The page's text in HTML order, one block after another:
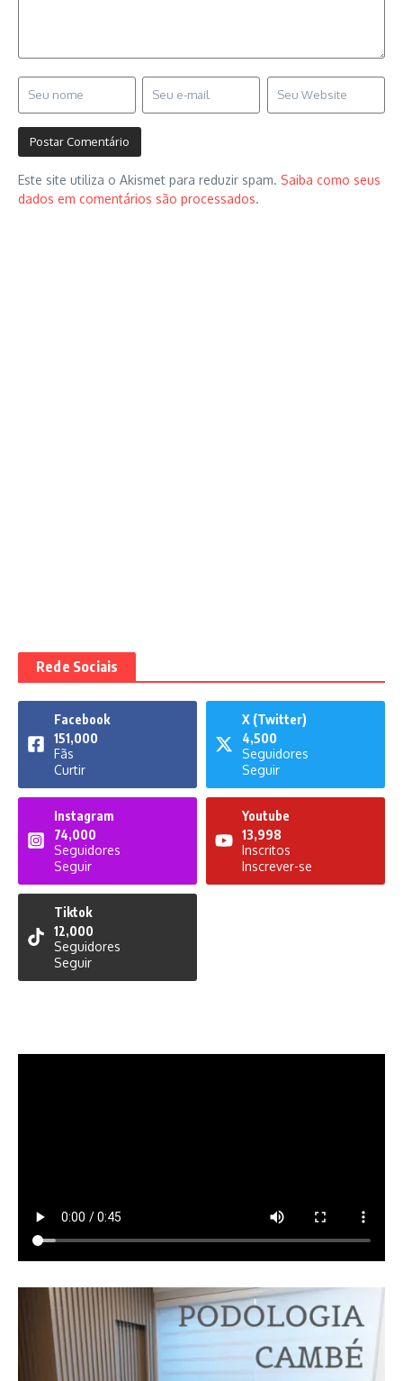
Este site utiliza o Akismet para reduzir spam. Saiba como seus
dados em comentários são processados.
Rede Sociais
Facebook
151,000
Fãs
Curtir
X (Twitter)
4,500
Seguidores
Seguir
Instagram
74,000
Seguidores
Seguir
Youtube
13,998
Inscritos
Inscrever-se
Tiktok
12,000
Seguidores
Seguir